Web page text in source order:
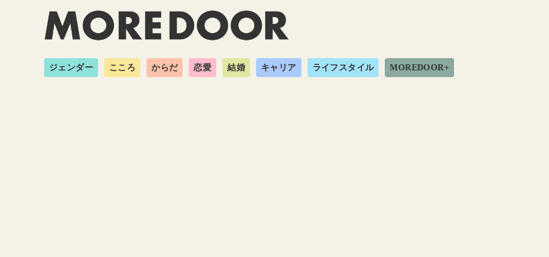
ジェンダー こころ からだ 恋愛 結婚 キャリア ライフスタイル MOREDOOR+